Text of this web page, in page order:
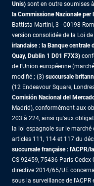
Unis) sont en outre soumises
la Commissione Nazionale per
Battista Martini, 3 - 00198
version consolidée de la Loi
irlandaise : la Banque centrale
Quay, Dublin 1 D01 F7X3)
de l’Union européenne
modifié ; (3) succursale
(12 Endeavour Square,
Comisión Nacional del
Madrid), conformément aux
203 à 224, ainsi qu'aux
la loi espagnole sur le
articles 111, 114 et 117 du
succursale française : l'ACPR/
CS 92459, 75436 Paris
directive 2014/65/UE
sous la surveillance de l'ACPR